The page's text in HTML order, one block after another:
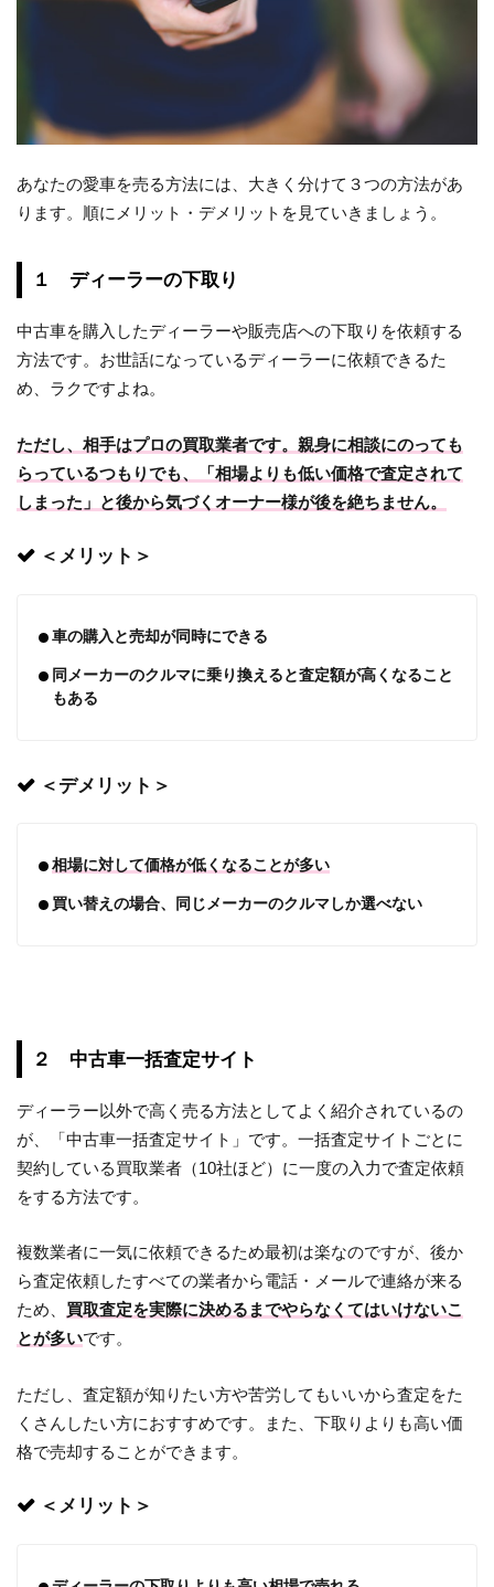
あなたの愛車を売る方法には、大きく分けて３つの方法があ
ります。順にメリット・デメリットを見ていきましょう。
１ ディーラーの下取り
中古車を購入したディーラーや販売店への下取りを依頼する
方法です。お世話になっているディーラーに依頼できるた
め、ラクですよね。
ただし、相手はプロの買取業者です。親身に相談にのっても
らっているつもりでも、「相場よりも低い価格で査定されて
しまった」と後から気づくオーナー様が後を絶ちません。
＜メリット＞
車の購入と売却が同時にできる
同メーカーのクルマに乗り換えると査定額が高くなること
もある
＜デメリット＞
相場に対して価格が低くなることが多い
買い替えの場合、同じメーカーのクルマしか選べない
２ 中古車一括査定サイト
ディーラー以外で高く売る方法としてよく紹介されているの
が、「中古車一括査定サイト」です。一括査定サイトごとに
契約している買取業者（10社ほど）に一度の入力で査定依頼
をする方法です。
複数業者に一気に依頼できるため最初は楽なのですが、後か
ら査定依頼したすべての業者から電話・メールで連絡が来る
ため、 買取査定を実際に決めるまでやらなくてはいけないこ
とが多いです。
ただし、査定額が知りたい方や苦労してもいいから査定をた
くさんしたい方におすすめです。また、下取りよりも高い価
格で売却することができます。
＜メリット＞